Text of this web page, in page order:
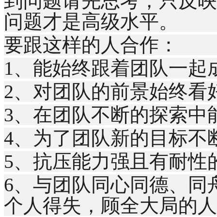
问题才是高级水平。
要跟这样的人合作：
1、能始终跟着团队一起
2、对团队的前景始终看
3、在团队不断的探索
4、为了团队新的目标不
5、抗压能力强且有耐性
6、与团队同心同德、
个人得失，顾全大局的